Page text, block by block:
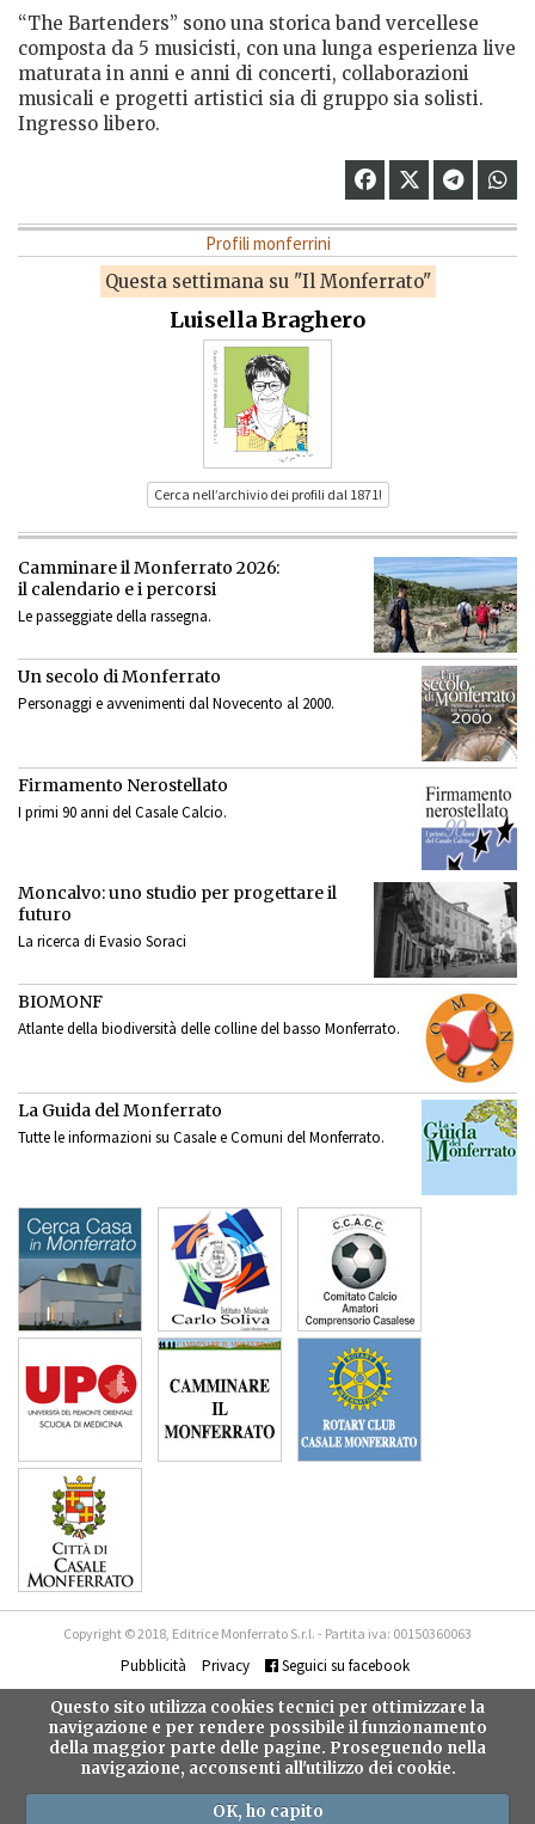
“The Bartenders” sono una storica band vercellese
composta da 5 musicisti, con una lunga esperienza live
maturata in anni e anni di concerti, collaborazioni
musicali e progetti artistici sia di gruppo sia solisti.
Ingresso libero.
Profili monferrini
Questa settimana su "Il Monferrato"
Luisella Braghero
Cerca nell’archivio dei profili dal 1871!
Camminare il Monferrato 2026:
il calendario e i percorsi
Le passeggiate della rassegna.
Un secolo di Monferrato
Personaggi e avvenimenti dal Novecento al 2000.
Firmamento Nerostellato
I primi 90 anni del Casale Calcio.
Moncalvo: uno studio per progettare il
futuro
La ricerca di Evasio Soraci
BIOMONF
Atlante della biodiversità delle colline del basso Monferrato.
La Guida del Monferrato
Tutte le informazioni su Casale e Comuni del Monferrato.
Copyright © 2018, Editrice Monferrato S.r.l. - Partita iva: 00150360063
Pubblicità Privacy Seguici su facebook
Questo sito utilizza cookies tecnici per ottimizzare la
navigazione e per rendere possibile il funzionamento
della maggior parte delle pagine. Proseguendo nella
navigazione, acconsenti all'utilizzo dei cookie.
OK, ho capito